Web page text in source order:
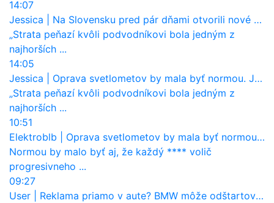
14:07
Jessica
Na Slovensku pred pár dňami otvorili nové mosty, ktoré to sú?
„Strata peňazí kvôli podvodníkovi bola jedným z
najhorších ...
14:05
Jessica
Oprava svetlometov by mala byť normou. Jeden nový dnes stojí priemerne 1251 eur!
„Strata peňazí kvôli podvodníkovi bola jedným z
najhorších ...
10:51
Elektroblb
Oprava svetlometov by mala byť normou. Jeden nový dnes stojí priemerne 1251 eur!
Normou by malo byť aj, že každý **** volič
progresivneho ...
09:27
User
Reklama priamo v aute? BMW môže odštartovať nový trend